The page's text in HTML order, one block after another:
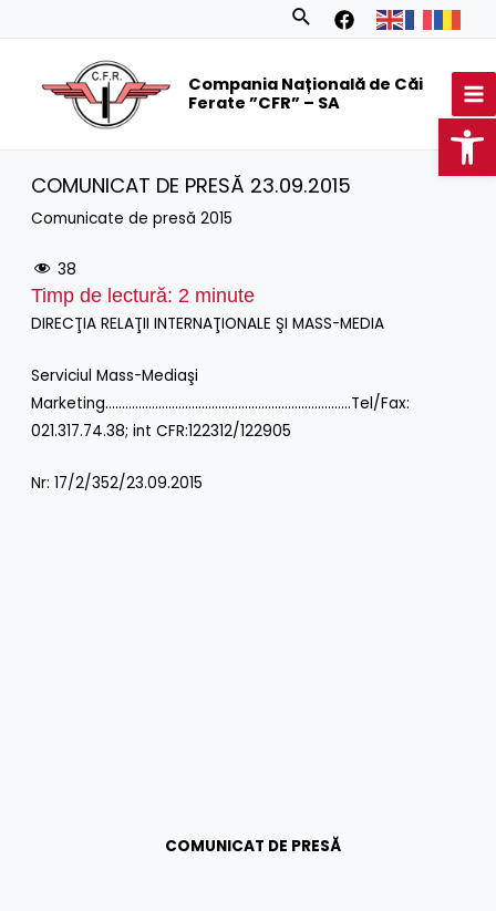
Search
Compania Națională de Căi
Ferate ”CFR” – SA
COMUNICAT DE PRESĂ 23.09.2015
Comunicate de presă 2015
38
Timp de lectură: 2 minute
DIRECŢIA RELAŢII INTERNAŢIONALE ŞI MASS-MEDIA
Serviciul Mass-Mediaşi
Marketing………………………………………………………………..Tel/Fax:
021.317.74.38; int CFR:122312/122905
Nr: 17/2/352/23.09.2015
COMUNICAT DE PRESĂ